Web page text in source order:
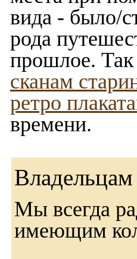
вида - было/
рода
прошлое.
сканам
ретро
времени.
Мы всегда
имеющим